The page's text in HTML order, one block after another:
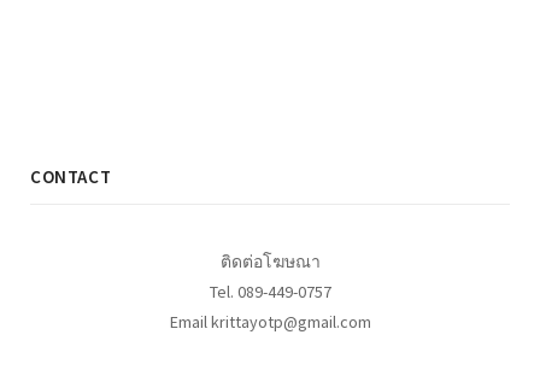
CONTACT
ติดต่อโฆษณา
Tel. 089-449-0757
Email krittayotp@gmail.com